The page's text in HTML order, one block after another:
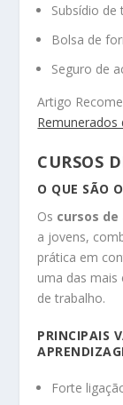
Subsídio de
Bolsa de
Seguro de
Artigo
Remunerados
CURSOS
O QUE SÃO
Os cursos
a jovens,
prática em
uma das mais
de trabalho.
PRINCIPAIS
Forte